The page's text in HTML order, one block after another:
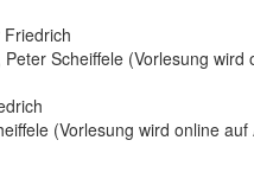
Scheiffele (Vorlesung
(Vorlesung wird online